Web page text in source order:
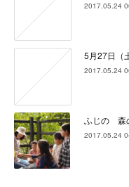
2017.05.24
5月27日（
2017.05.24
ふじの 森
2017.05.24